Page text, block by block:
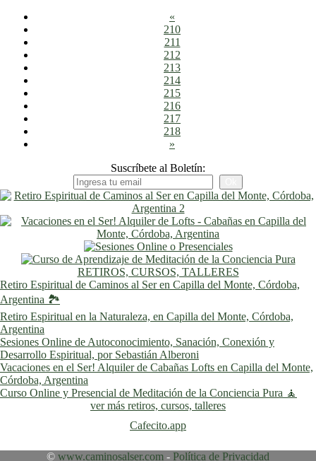
«
210
211
212
213
214
215
216
217
218
»
Suscríbete al Boletín:
RETIROS, CURSOS, TALLERES
Retiro Espiritual de Caminos al Ser en Capilla del Monte, Córdoba,
Argentina 🏞️
Retiro Espiritual en la Naturaleza, en Capilla del Monte, Córdoba,
Argentina
Sesiones Online de Autoconocimiento, Sanación, Conexión y
Desarrollo Espiritual, por Sebastián Alberoni
Vacaciones en el Ser! Alquiler de Cabañas Lofts en Capilla del Monte,
Córdoba, Argentina
Curso Online y Presencial de Meditación de la Conciencia Pura 🧘
ver más retiros, cursos, talleres
Cafecito.app
© www.caminosalser.com - Política de Privacidad